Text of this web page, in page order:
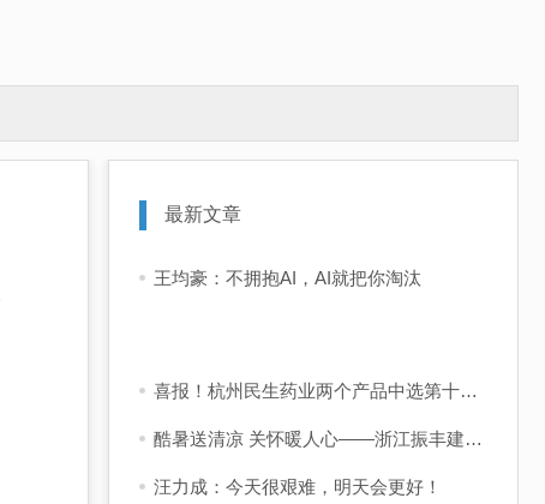
最新文章
王均豪：不拥抱AI，AI就把你淘汰
喜报！杭州民生药业两个产品中选第十二批国采
酷暑送清凉 关怀暖人心——浙江振丰建设有限公司开展夏季送清凉及防暑降温慰问活动
汪力成：今天很艰难，明天会更好！